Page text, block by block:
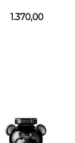
1.370,00